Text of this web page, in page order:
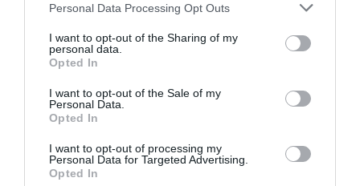
Please note that this website/app uses one or more Google
not limited to your visit or usage behaviour. You may click to
grant or deny consent to Google and its third-party tags to
use your data for below specified purposes in below Google
consent section.
Personal Data Processing Opt Outs
I want to opt-out of the Sharing of my
personal data.
Opted In
I want to opt-out of the Sale of my
Personal Data.
Opted In
I want to opt-out of processing my
Personal Data for Targeted Advertising.
Opted In
συλλήψεις
ίχνη αρχικατασκόπου του Άσαντ
Λόττο: Τα αποτελέσματα της κλήρωσης του Σαββάτου
Αυτοί είναι οι έξι όροι του Ιράν προς τις ΗΠΑ για τα Στενά
του Ορμούζ